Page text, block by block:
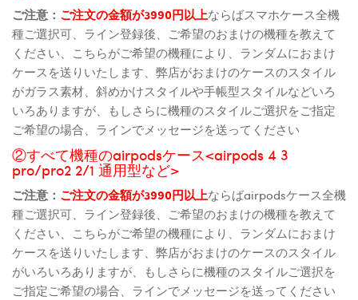
ご注意： ご注文の金額が3990円以上ならばスマホケース全機
種ご選択可、ライン登録後、ご希望のおまけの機種を教えて
ください、こちらがご希望の機種により、ランダムにおまけ
ケースを送りいたします、弊店がおまけのケースのスタイル
がガラス素材、斜めかけスタイルや手帳型スタイルなどいろ
いろありますが、もしさらに機種のスタイルご選択をご指定
ご希望の場合、ラインでメッセージを送ってください
②すべて機種のairpodsケース<airpods 4 3
pro/pro2 2/1 通用型など>
ご注意： ご注文の金額が3990円以上ならばairpodsケース全機
種ご選択可、ライン登録後、ご希望のおまけの機種を教えて
ください、こちらがご希望の機種により、ランダムにおまけ
ケースを送りいたします、弊店がおまけのケースのスタイル
がいろいろありますが、もしさらに機種のスタイルご選択を
ご指定ご希望の場合、ラインでメッセージを送ってください